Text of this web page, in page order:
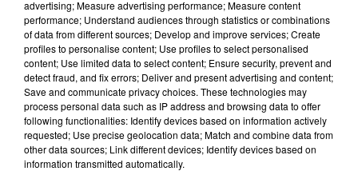
23 juillet 2026
INCENDIE MORTEL À LENS : UNE FEMME ET
SON BÉBÉ ENTRE LA VIE ET LA...
Un homme s'est immolé par le feu après avoir
advertising; Measure advertising performance; Measure content
performance; Understand audiences through statistics or combinations
of data from different sources; Develop and improve services; Create
profiles to personalise content; Use profiles to select personalised
content; Use limited data to select content; Ensure security, prevent and
detect fraud, and fix errors; Deliver and present advertising and content;
Save and communicate privacy choices. These technologies may
process personal data such as IP address and browsing data to offer
following functionalities: Identify devices based on information actively
requested; Use precise geolocation data; Match and combine data from
other data sources; Link different devices; Identify devices based on
information transmitted automatically.